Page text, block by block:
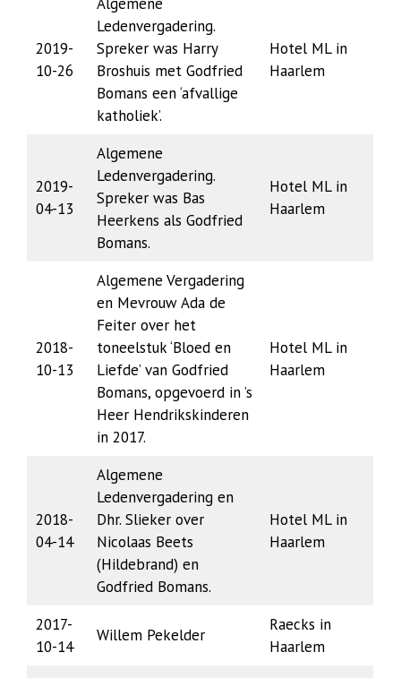
2019-
10-26
Ledenvergadering.
Spreker was Harry
Broshuis met Godfried
Bomans een ‘afvallige
katholiek’.
Hotel ML in
Haarlem
2019-
04-13
Algemene
Ledenvergadering.
Spreker was Bas
Heerkens als Godfried
Bomans.
Hotel ML in
Haarlem
2018-
10-13
Algemene Vergadering
en Mevrouw Ada de
Feiter over het
toneelstuk ‘Bloed en
Liefde’ van Godfried
Bomans, opgevoerd in ’s
Heer Hendrikskinderen
in 2017.
Hotel ML in
Haarlem
2018-
04-14
Algemene
Ledenvergadering en
Dhr. Slieker over
Nicolaas Beets
(Hildebrand) en
Godfried Bomans.
Hotel ML in
Haarlem
2017-
10-14
Willem Pekelder
Raecks in
Haarlem